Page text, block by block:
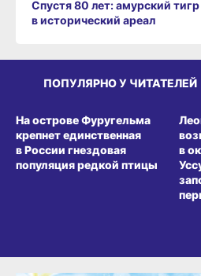
Спустя 80 лет: амурский
в исторический ареал
ПОПУЛЯРНО У ЧИТАТЕЛЕЙ
На острове Фуругельма
крепнет единственная
в России гнездовая
популяция редкой птицы
в